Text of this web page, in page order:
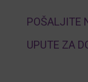
POŠALJITE
UPUTE ZA